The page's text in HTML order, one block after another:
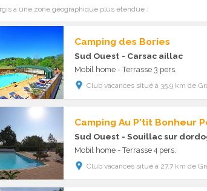
à une zone géographique plus étendue :
Camping des Bories
Sud Ouest - Carsac aillac
Mobil home - Terrasse 3 pers.
Club vacances situé à 35.9 km de
Camping Au P'tit Bonheur
Sud Ouest - Souillac sur
Mobil home - Terrasse 4 pers.
Club vacances situé à 27.7 km de